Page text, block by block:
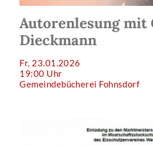
Autorenlesung mit
Dieckmann
Fr, 23.01.2026
19:00 Uhr
Gemeindebücherei Fohnsdorf